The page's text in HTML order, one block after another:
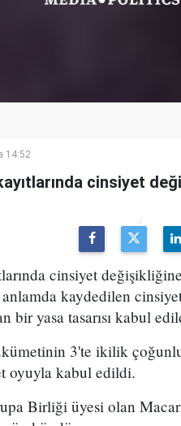
14:52
cinsiyet
cinsiyet
kaydedilen
bir yasa tasarısı kabul
3'te ikilik
oyuyla kabul edildi.
Birliği üyesi olan